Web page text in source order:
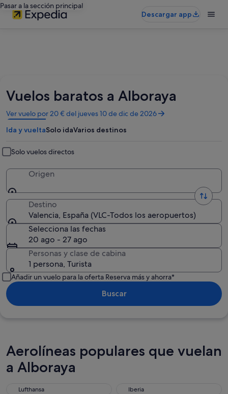
Pasar a la sección principal
Descargar app
Vuelos baratos a Alboraya
Ver vuelo por 20 € del jueves 10 de dic de 2026
Se
abre
en
ventana
nueva
Ida y vueltaSolo idaVarios destinos
Solo vuelos directos
Origen
Destino
Valencia, España (VLC-Todos los aeropuertos)
Selecciona las fechas
20 ago - 27 ago
Personas y clase de cabina
1 persona, Turista
Añadir un vuelo para la oferta Reserva más y ahorra*
Buscar
Aerolíneas populares que vuelan
a Alboraya
Lufthansa
Lufthansa Iberia
Iberia